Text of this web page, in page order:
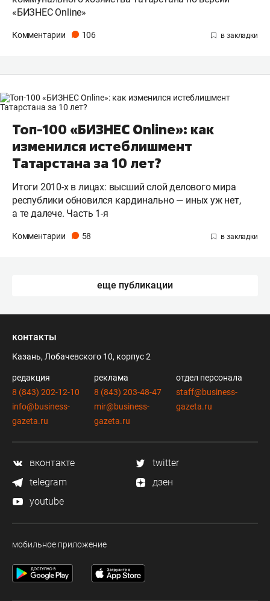
«БИЗНЕС Online»
Комментарии 106
Топ-100 «БИЗНЕС Online»: как
изменился истеблишмент
Татарстана за 10 лет?
Итоги 2010-х в лицах: высший слой делового мира
республики обновился кардинально — иных уж нет,
а те далече. Часть 1-я
Комментарии 58
еще публикации
контакты
Казань, Лобачевского 10, корпус 2
редакция
8 (843) 202-12-10
info@business-
gazeta.ru
реклама
8 (843) 203-48-47
mir@business-
gazeta.ru
отдел персонала
staff@business-
gazeta.ru
вконтакте
twitter
telegram
дзен
youtube
мобильное приложение